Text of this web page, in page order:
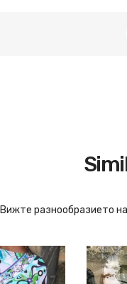
Вижте разнообразието